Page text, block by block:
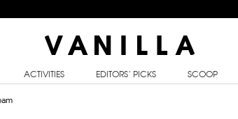
ACTIVITIES EDITORS’ PICKS SCOOP